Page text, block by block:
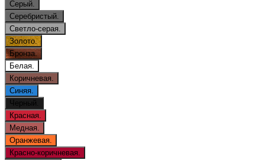
Серый.
Серебристый.
Светло-серая.
Золото.
Бронза.
Белая.
Коричневая.
Синяя.
Черный.
Красная.
Медная.
Оранжевая.
Красно-коричневая.